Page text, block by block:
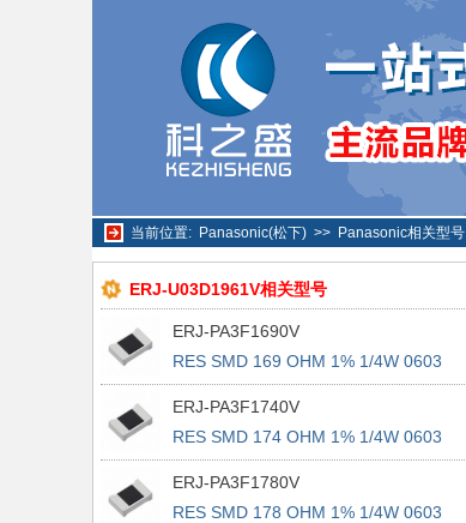
当前位置: Panasonic(松下) >> Panasonic相关型号
ERJ-U03D1961V相关型号
ERJ-PA3F1690V
RES SMD 169 OHM 1% 1/4W 0603
ERJ-PA3F1740V
RES SMD 174 OHM 1% 1/4W 0603
ERJ-PA3F1780V
RES SMD 178 OHM 1% 1/4W 0603